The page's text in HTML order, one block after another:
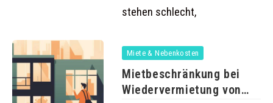
stehen schlecht,
Miete & Nebenkosten
Mietbeschränkung bei
Wiedervermietung von